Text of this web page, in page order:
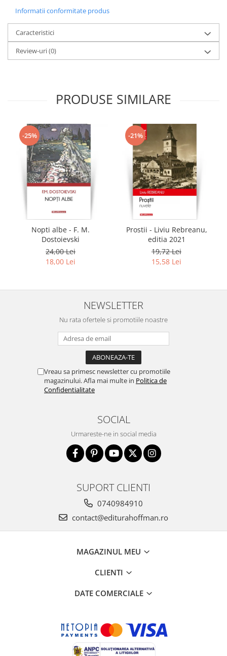
Informatii conformitate produs
Caracteristici
Review-uri(0)
PRODUSE SIMILARE
-25%
Nopti albe - F. M.
Dostoievski
24,00 Lei
18,00 Lei
-21%
Prostii - Liviu Rebreanu,
editia 2021
19,72 Lei
15,58 Lei
NEWSLETTER
Nu rata ofertele si promotiile noastre
Vreau sa primesc newsletter cu promotiile
magazinului. Afla mai multe in Politica de
Confidentialitate
SOCIAL
Urmareste-ne in social media
SUPORT CLIENTI
0740984910
contact@editurahoffman.ro
MAGAZINUL MEU
CLIENTI
DATE COMERCIALE